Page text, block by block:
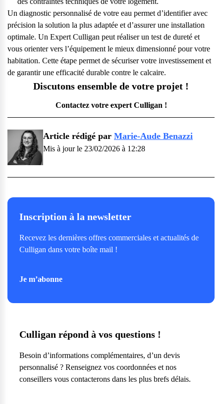
Un diagnostic personnalisé de votre eau permet d’identifier avec
précision la solution la plus adaptée et d’assurer une installation
optimale. Un Expert Culligan peut réaliser un test de dureté et
vous orienter vers l’équipement le mieux dimensionné pour votre
habitation. Cette étape permet de sécuriser votre investissement et
de garantir une efficacité durable contre le calcaire.
Discutons ensemble de votre projet !
Contactez votre expert Culligan !
Article rédigé par Marie-Aude Benazzi
Mis à jour le 23/02/2026 à 12:28
Inscription à la newsletter
Recevez les dernières offres commerciales et actualités de
Culligan dans votre boîte mail !
Je m’abonne
Culligan répond à vos questions !
Besoin d’informations complémentaires, d’un devis
personnalisé ? Renseignez vos coordonnées et nos
conseillers vous contacterons dans les plus brefs délais.